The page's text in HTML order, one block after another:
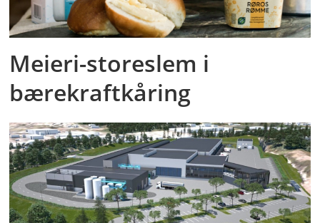
Meieri-storeslem i
bærekraftkåring